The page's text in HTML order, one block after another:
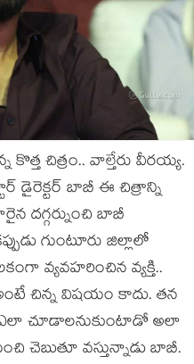
చిత్రం.. వాల్తేరు వీరయ్య.
బాబీ ఈ చిత్రాన్ని
దగ్గర్నుంచి బాబీ
గుంటూరు జిల్లాలో
వ్యవహరించిన వ్యక్తి..
చిన్న విషయం కాదు. తన
చూడాలనుకుంటాడో అలా
చెబుతూ వస్తున్నాడు బాబీ.